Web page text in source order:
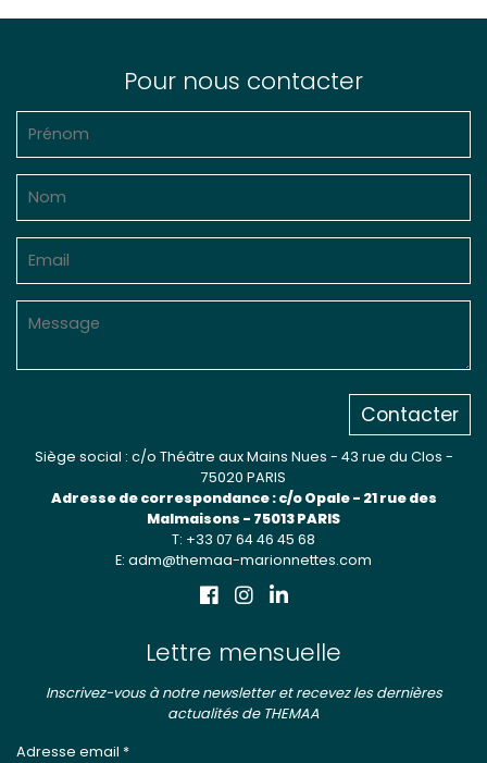
Pour nous contacter
Contacter
Siège social : c/o Théâtre aux Mains Nues - 43 rue du Clos -
75020 PARIS
Adresse de correspondance : c/o Opale - 21 rue des
Malmaisons - 75013 PARIS
T: +33 07 64 46 45 68
E: adm@themaa-marionnettes.com
Lettre mensuelle
Inscrivez-vous à notre newsletter et recevez les dernières
actualités de THEMAA
Adresse email *